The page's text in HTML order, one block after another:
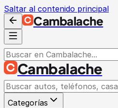
Saltar al contenido principal
Cambalache
Cambalache
Categorías